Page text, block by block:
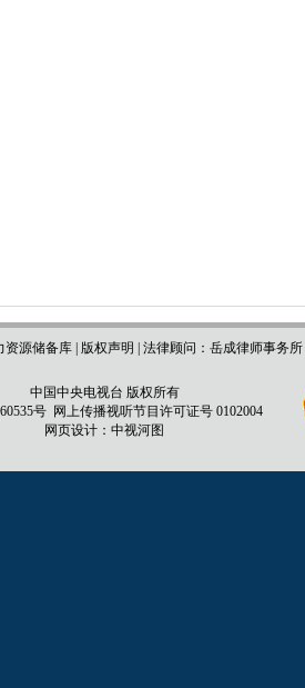
资源储备库| 版权声明 法律顾问：岳成律师事务所|
中国中央电视台 版权所有
号 网上传播视听节目许可证号 0102004
网页设计： 中视河图